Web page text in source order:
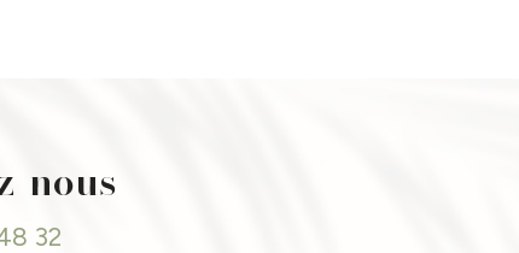
nous
32